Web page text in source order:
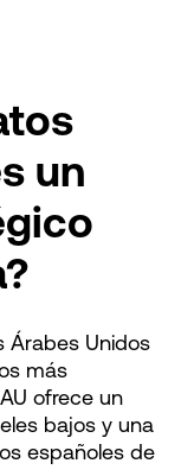
un
Árabes Unidos
más
ofrece un
bajos y una
españoles de